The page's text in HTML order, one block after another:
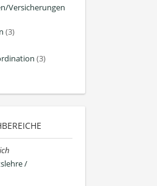
Versicherungen
(3)
(3)
/